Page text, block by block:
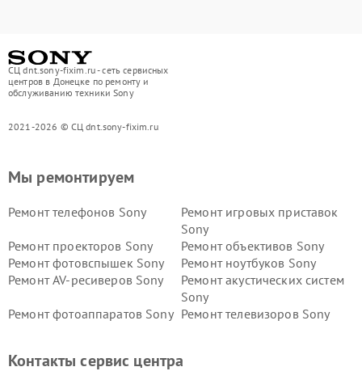
СЦ dnt.sony-fixim.ru - сеть сервисных
центров в Донецке по ремонту и
обслуживанию техники Sony
2021-2026 © СЦ dnt.sony-fixim.ru
Мы ремонтируем
Ремонт телефонов Sony
Ремонт игровых приставок
Sony
Ремонт проекторов Sony
Ремонт объективов Sony
Ремонт фотовспышек Sony
Ремонт ноутбуков Sony
Ремонт AV-ресиверов Sony
Ремонт акустических систем
Sony
Ремонт фотоаппаратов Sony Ремонт телевизоров Sony
Контакты сервис центра